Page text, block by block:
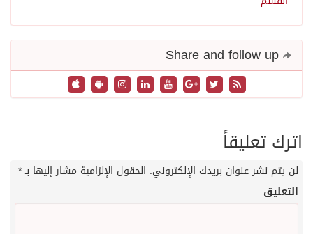
اترك تعليقاً
لن يتم نشر عنوان بريدك الإلكتروني. الحقول الإلزامية مشار إليها بـ*
التعليق